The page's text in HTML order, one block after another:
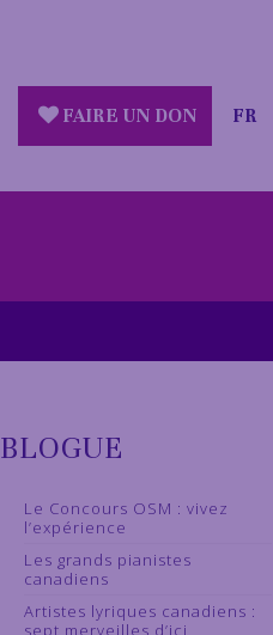
FAIRE UN DON FR
BLOGUE
Le Concours OSM : vivez
l’expérience
Les grands pianistes
canadiens
Artistes lyriques canadiens :
sept merveilles d’ici